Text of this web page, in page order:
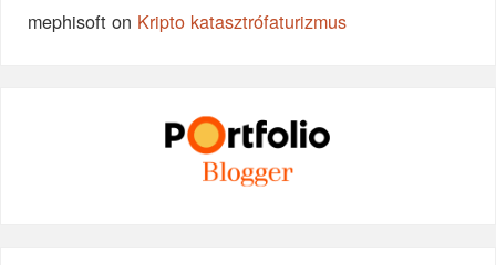
mephisoft on Kripto katasztrófaturizmus